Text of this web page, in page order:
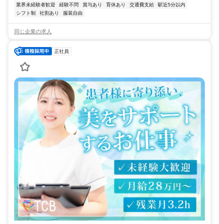
業界未経験者歓迎 経験不問 賞与あり 育休あり 交通費支給
駅近5分以内
シフト制
社割あり 服装自由
同じ企業の求人
正社員